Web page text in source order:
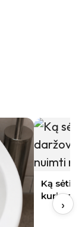
Indai po
gali būti
›